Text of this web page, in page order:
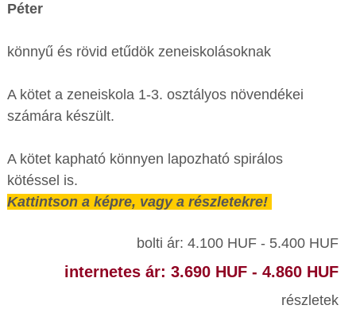
Péter
könnyű és rövid etűdök zeneiskolásoknak
A kötet a zeneiskola 1-3. osztályos növendékei
számára készült.
A kötet kapható könnyen lapozható spirálos
kötéssel is.
Kattintson a képre, vagy a részletekre!
bolti ár: 4.100 HUF - 5.400 HUF
internetes ár: 3.690 HUF - 4.860 HUF
részletek